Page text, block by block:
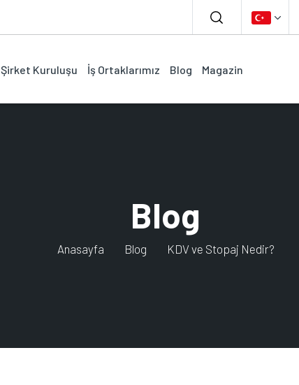
Şirket Kuruluşu İş Ortaklarımız Blog Magazin
Blog
Anasayfa Blog KDV ve Stopaj Nedir?